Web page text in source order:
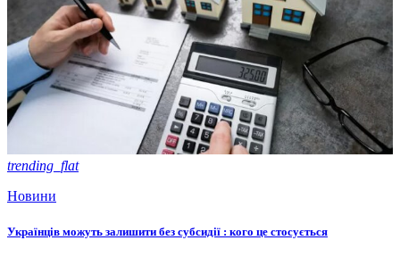
trending_flat
Новини
Українців можуть залишити без субсидії : кого це стосується